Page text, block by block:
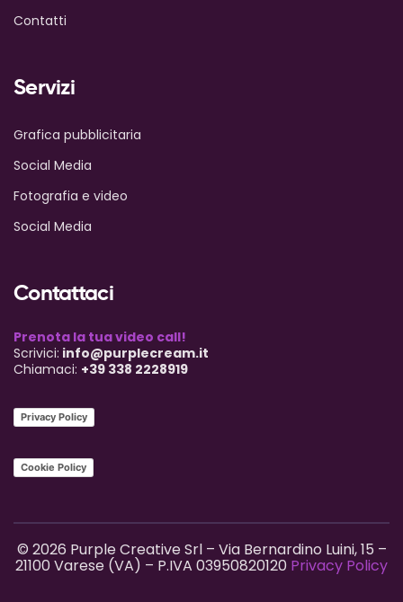
Contatti
Servizi
Grafica pubblicitaria
Social Media
Fotografia e video
Social Media
Contattaci
Prenota la tua video call!
Scrivici: info@purplecream.it
Chiamaci: +39 338 2228919
Privacy Policy
Cookie Policy
© 2026 Purple Creative Srl – Via Bernardino Luini, 15 –
21100 Varese (VA) – P.IVA 03950820120 Privacy Policy